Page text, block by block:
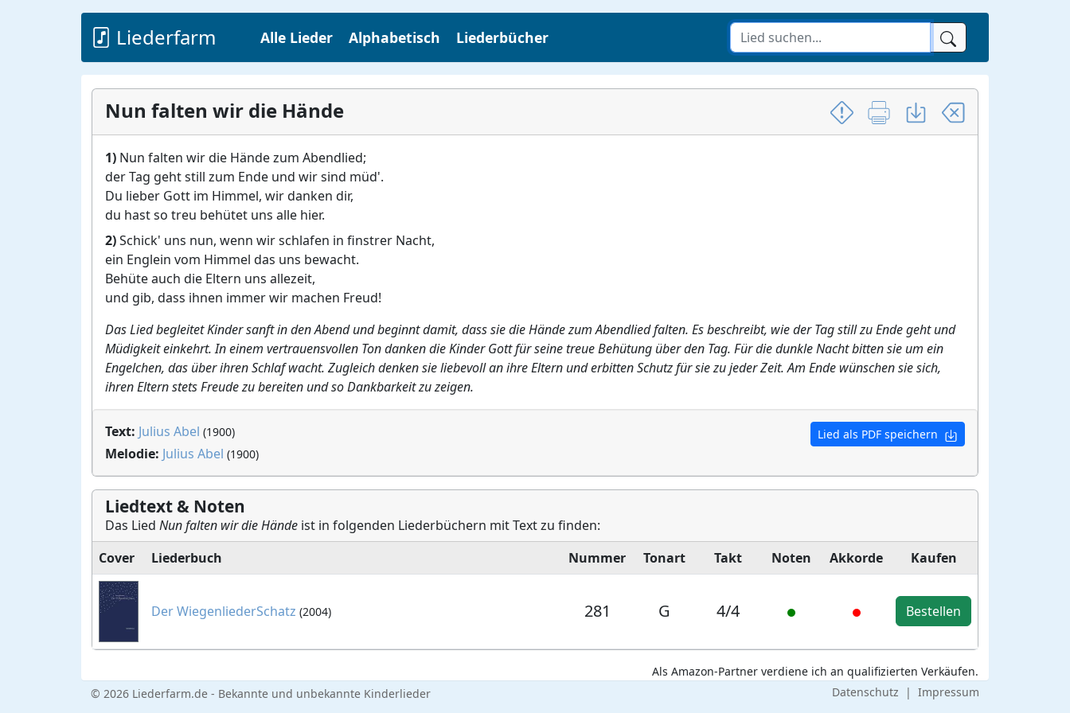
Liederfarm Alle Lieder Alphabetisch Liederbücher
Nun falten wir die Hände
1) Nun falten wir die Hände zum Abendlied;
der Tag geht still zum Ende und wir sind müd'.
Du lieber Gott im Himmel, wir danken dir,
du hast so treu behütet uns alle hier.
2)Schick' uns nun, wenn wir schlafen in finstrer Nacht,
ein Englein vom Himmel das uns bewacht.
Behüte auch die Eltern uns allezeit,
und gib, dass ihnen immer wir machen Freud!
Das Lied begleitet Kinder sanft in den Abend und beginnt damit, dass sie die Hände zum Abendlied falten. Es beschreibt, wie der Tag still zu Ende geht und
Müdigkeit einkehrt. In einem vertrauensvollen Ton danken die Kinder Gott für seine treue Behütung über den Tag. Für die dunkle Nacht bitten sie um ein
Engelchen, das über ihren Schlaf wacht. Zugleich denken sie liebevoll an ihre Eltern und erbitten Schutz für sie zu jeder Zeit. Am Ende wünschen sie sich,
ihren Eltern stets Freude zu bereiten und so Dankbarkeit zu zeigen.
Lied als PDF speichern
Text: Julius Abel (1900)
Melodie: Julius Abel (1900)
Liedtext & Noten
Das Lied Nun falten wir die Hände ist in folgenden Liederbüchern mit Text zu finden:
Cover
Liederbuch Nummer Tonart Takt Noten Akkorde Kaufen
Der WiegenliederSchatz (2004) 281 G 4/4 Bestellen
Als Amazon-Partner verdiene ich an qualifizierten Verkäufen.
© 2026 Liederfarm.de - Bekannte und unbekannte Kinderlieder
Datenschutz | Impressum